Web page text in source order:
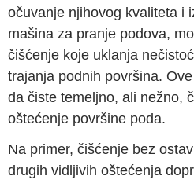
očuvanje njihovog kvaliteta i
mašina za pranje podova,
čišćenje koje uklanja
trajanja podnih površina.
da čiste temeljno, ali nežno,
oštećenje površine poda.
Na primer, čišćenje bez
drugih vidljivih oštećenja